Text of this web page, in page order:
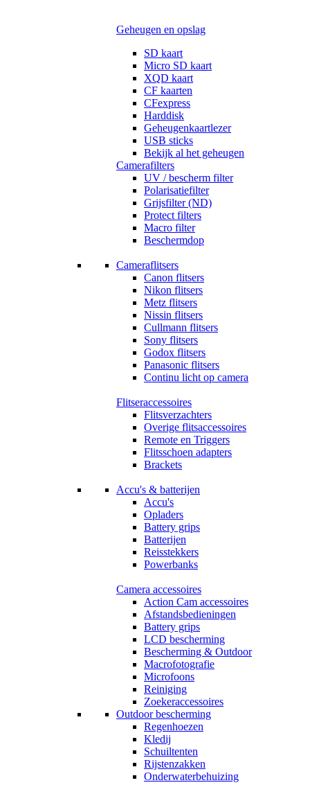
Geheugen en opslag
SD kaart
Micro SD kaart
XQD kaart
CF kaarten
CFexpress
Harddisk
Geheugenkaartlezer
USB sticks
Bekijk al het geheugen
Camerafilters
UV / bescherm filter
Polarisatiefilter
Grijsfilter (ND)
Protect filters
Macro filter
Beschermdop
Cameraflitsers
Canon flitsers
Nikon flitsers
Metz flitsers
Nissin flitsers
Cullmann flitsers
Sony flitsers
Godox flitsers
Panasonic flitsers
Continu licht op camera
Flitseraccessoires
Flitsverzachters
Overige flitsaccessoires
Remote en Triggers
Flitsschoen adapters
Brackets
Accu's & batterijen
Accu's
Opladers
Battery grips
Batterijen
Reisstekkers
Powerbanks
Camera accessoires
Action Cam accessoires
Afstandsbedieningen
Battery grips
LCD bescherming
Bescherming & Outdoor
Macrofotografie
Microfoons
Reiniging
Zoekeraccessoires
Outdoor bescherming
Regenhoezen
Kledij
Schuiltenten
Rijstenzakken
Onderwaterbehuizing